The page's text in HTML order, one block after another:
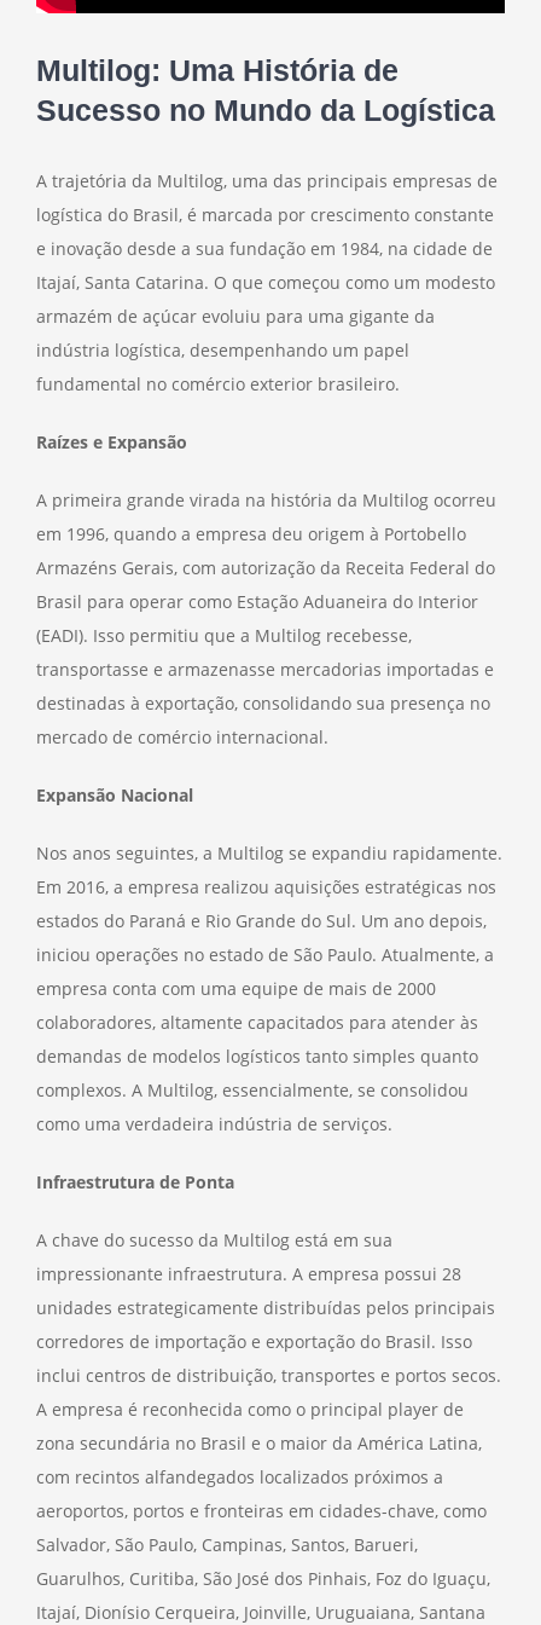
Multilog: Uma História de
Sucesso no Mundo da Logística
A trajetória da Multilog, uma das principais empresas de
logística do Brasil, é marcada por crescimento constante
e inovação desde a sua fundação em 1984, na cidade de
Itajaí, Santa Catarina. O que começou como um modesto
armazém de açúcar evoluiu para uma gigante da
indústria logística, desempenhando um papel
fundamental no comércio exterior brasileiro.
Raízes e Expansão
A primeira grande virada na história da Multilog ocorreu
em 1996, quando a empresa deu origem à Portobello
Armazéns Gerais, com autorização da Receita Federal do
Brasil para operar como Estação Aduaneira do Interior
(EADI). Isso permitiu que a Multilog recebesse,
transportasse e armazenasse mercadorias importadas e
destinadas à exportação, consolidando sua presença no
mercado de comércio internacional.
Expansão Nacional
Nos anos seguintes, a Multilog se expandiu rapidamente.
Em 2016, a empresa realizou aquisições estratégicas nos
estados do Paraná e Rio Grande do Sul. Um ano depois,
iniciou operações no estado de São Paulo. Atualmente, a
empresa conta com uma equipe de mais de 2000
colaboradores, altamente capacitados para atender às
demandas de modelos logísticos tanto simples quanto
complexos. A Multilog, essencialmente, se consolidou
como uma verdadeira indústria de serviços.
Infraestrutura de Ponta
A chave do sucesso da Multilog está em sua
impressionante infraestrutura. A empresa possui 28
unidades estrategicamente distribuídas pelos principais
corredores de importação e exportação do Brasil. Isso
inclui centros de distribuição, transportes e portos secos.
A empresa é reconhecida como o principal player de
zona secundária no Brasil e o maior da América Latina,
com recintos alfandegados localizados próximos a
aeroportos, portos e fronteiras em cidades-chave, como
Salvador, São Paulo, Campinas, Santos, Barueri,
Guarulhos, Curitiba, São José dos Pinhais, Foz do Iguaçu,
Itajaí, Dionísio Cerqueira, Joinville, Uruguaiana, Santana